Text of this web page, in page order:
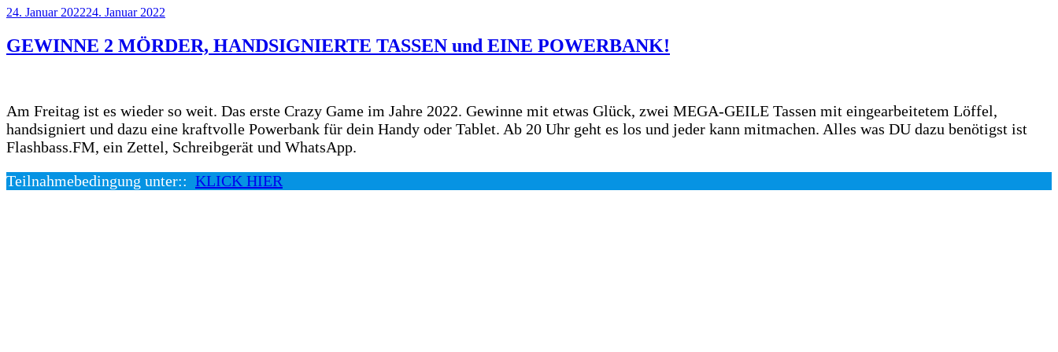
Veröffentlicht
24. Januar 202224. Januar 2022
GEWINNE 2 MÖRDER, HANDSIGNIERTE TASSEN und EINE POWERBANK!
Am Freitag ist es wieder so weit. Das erste Crazy Game im Jahre 2022. Gewinne mit etwas Glück, zwei MEGA-GEILE Tassen mit eingearbeitetem Löffel,
handsigniert und dazu eine kraftvolle Powerbank für dein Handy oder Tablet. Ab 20 Uhr geht es los und jeder kann mitmachen. Alles was DU dazu benötigst ist
Flashbass.FM, ein Zettel, Schreibgerät und WhatsApp.
Teilnahmebedingung unter:: KLICK HIER